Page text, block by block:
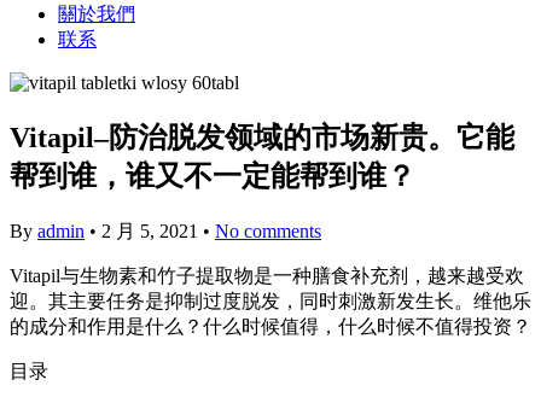
關於我們
联系
Vitapil–防治脱发领域的市场新贵。它能
帮到谁，谁又不一定能帮到谁？
By admin • 2 月 5, 2021 • No comments
Vitapil与生物素和竹子提取物是一种膳食补充剂，越来越受欢
迎。其主要任务是抑制过度脱发，同时刺激新发生长。维他乐
的成分和作用是什么？什么时候值得，什么时候不值得投资？
目录